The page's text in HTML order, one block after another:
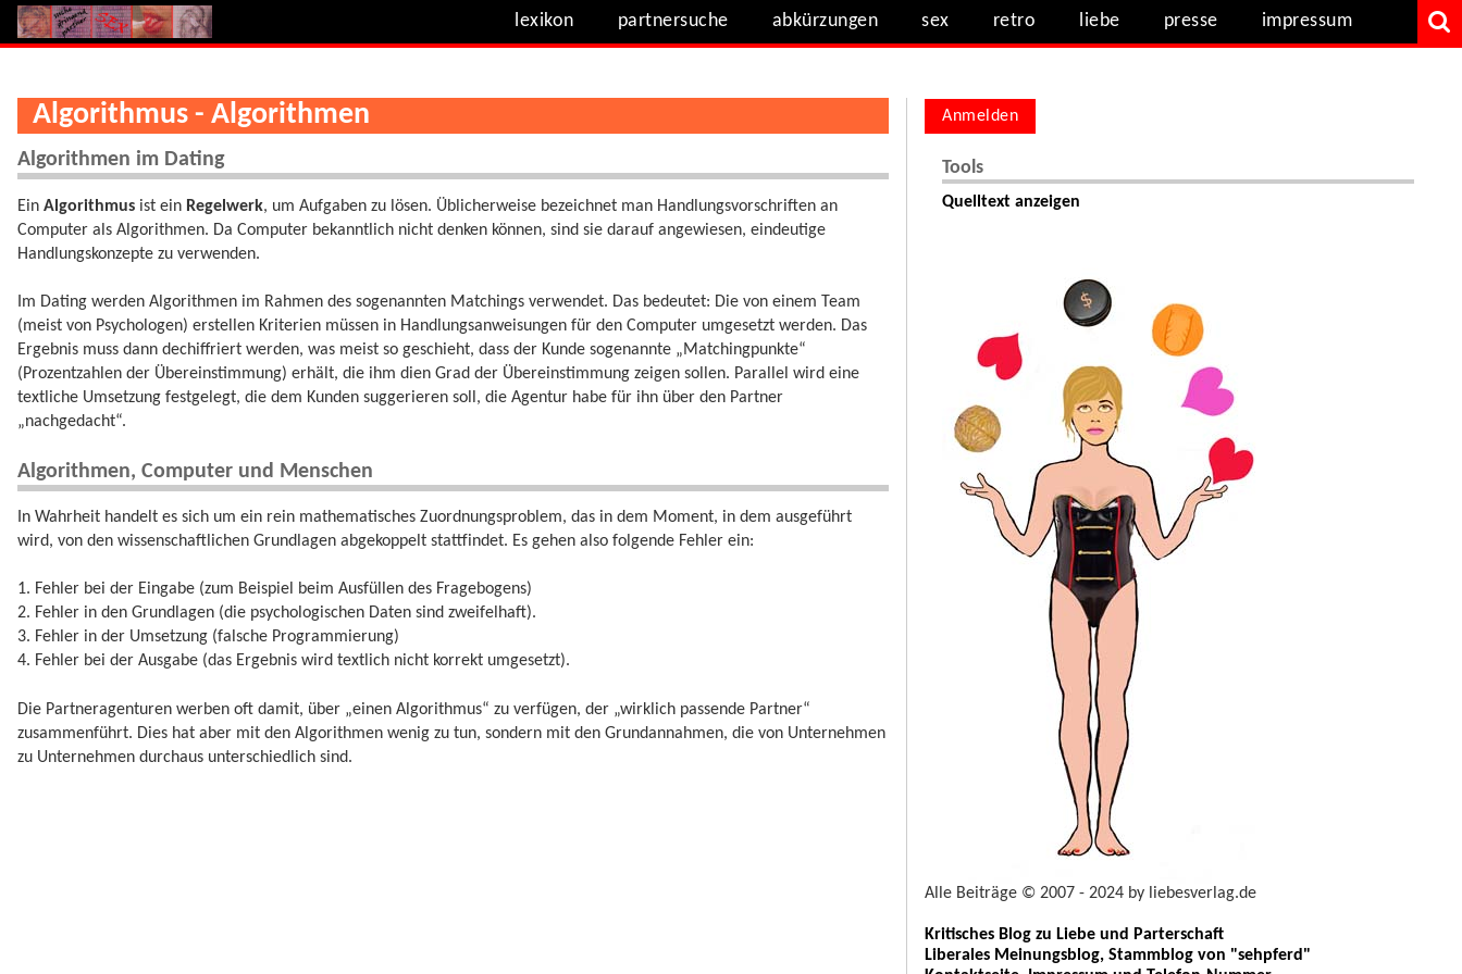
lexikon partnersuche abkürzungen sex retro liebe presse impressum
Algorithmus - Algorithmen
Algorithmen im Dating
Ein Algorithmus ist ein Regelwerk, um Aufgaben zu lösen. Üblicherweise bezeichnet man Handlungsvorschriften an
Computer als Algorithmen. Da Computer bekanntlich nicht denken können, sind sie darauf angewiesen, eindeutige
Handlungskonzepte zu verwenden.
Im Dating werden Algorithmen im Rahmen des sogenannten Matchings verwendet. Das bedeutet: Die von einem Team
(meist von Psychologen) erstellen Kriterien müssen in Handlungsanweisungen für den Computer umgesetzt werden. Das
Ergebnis muss dann dechiffriert werden, was meist so geschieht, dass der Kunde sogenannte „Matchingpunkte“
(Prozentzahlen der Übereinstimmung) erhält, die ihm dien Grad der Übereinstimmung zeigen sollen. Parallel wird eine
textliche Umsetzung festgelegt, die dem Kunden suggerieren soll, die Agentur habe für ihn über den Partner
„nachgedacht“.
Algorithmen, Computer und Menschen
In Wahrheit handelt es sich um ein rein mathematisches Zuordnungsproblem, das in dem Moment, in dem ausgeführt
wird, von den wissenschaftlichen Grundlagen abgekoppelt stattfindet. Es gehen also folgende Fehler ein:
1. Fehler bei der Eingabe (zum Beispiel beim Ausfüllen des Fragebogens)
2. Fehler in den Grundlagen (die psychologischen Daten sind zweifelhaft).
3. Fehler in der Umsetzung (falsche Programmierung)
4. Fehler bei der Ausgabe (das Ergebnis wird textlich nicht korrekt umgesetzt).
Die Partneragenturen werben oft damit, über „einen Algorithmus“ zu verfügen, der „wirklich passende Partner“
zusammenführt. Dies hat aber mit den Algorithmen wenig zu tun, sondern mit den Grundannahmen, die von Unternehmen
zu Unternehmen durchaus unterschiedlich sind.
Anmelden
Tools
Quelltext anzeigen
Alle Beiträge © 2007 - 2024 by liebesverlag.de
Kritisches Blog zu Liebe und Parterschaft
Liberales Meinungsblog, Stammblog von "sehpferd"